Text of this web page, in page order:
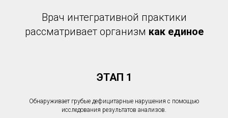
Врач интегративной практики
рассматривает организм как единое
ЭТАП 1
Обнаруживает грубые дефицитарные нарушения с помощью
исследования результатов анализов.